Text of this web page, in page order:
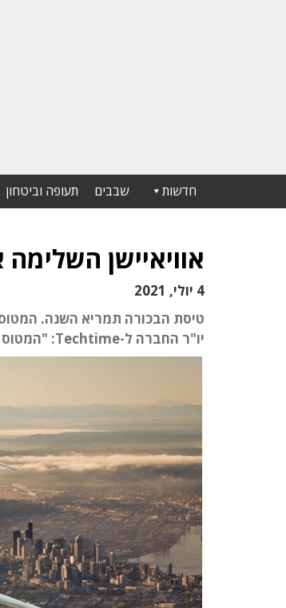
חדשות שבבים תעופה וביטחון
אוויאיישן
4 יולי, 2021
יו"ר החברה ל-Techtime: "המטוס יחבר בין ערים בצורה מהירה, זולה ונקייה יותר"